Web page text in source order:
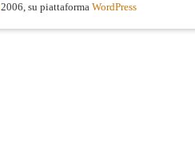
2006, su piattaforma WordPress